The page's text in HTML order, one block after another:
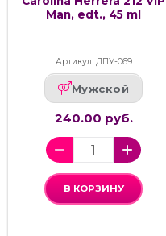
Man, edt., 45 ml
Артикул: ДПУ-069
Мужской
240.00 руб.
В КОРЗИНУ